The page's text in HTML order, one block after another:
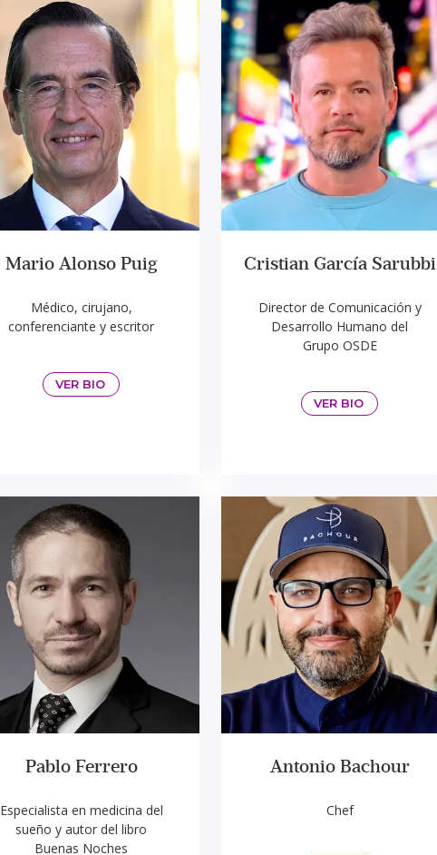
Mario Alonso Puig
Médico, cirujano,
conferenciante y escritor
VER BIO
Cristian García Sarubbi
Director de Comunicación y
Desarrollo Humano del
Grupo OSDE
VER BIO
Pablo Ferrero
Especialista en medicina del
sueño y autor del libro
Buenas Noches
Antonio Bachour
Chef